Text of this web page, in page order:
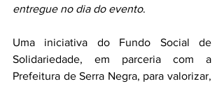
entregue no dia do evento.
Uma iniciativa do Fundo Social de
Solidariedade, em parceria com a
Prefeitura de Serra Negra, para valorizar,